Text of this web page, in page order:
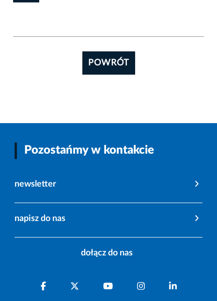
POWRÓT
Pozostańmy w kontakcie
newsletter
napisz do nas
dołącz do nas